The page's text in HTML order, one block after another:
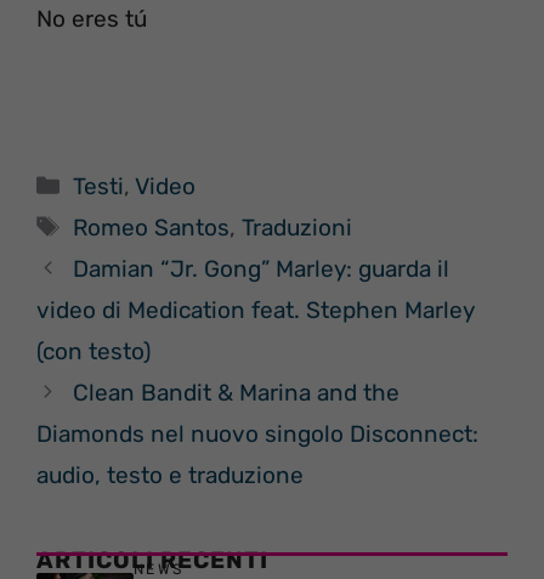
No eres tú
Categorie
Testi,Video
Tag
Romeo Santos,Traduzioni
Damian “Jr. Gong” Marley: guarda il
video di Medication feat. Stephen Marley
(con testo)
Clean Bandit & Marina and the
Diamonds nel nuovo singolo Disconnect:
audio, testo e traduzione
ARTICOLI RECENTI
NEWS